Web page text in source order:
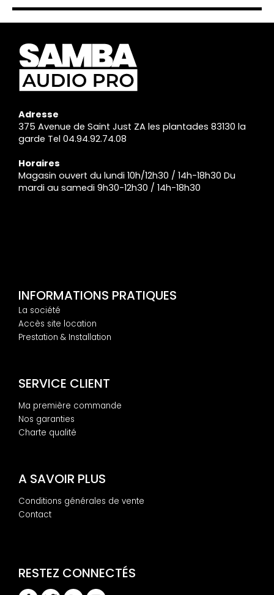
Adresse
375 Avenue de Saint Just ZA les plantades 83130 la
garde Tel 04.94.92.74.08
Horaires
Magasin ouvert du lundi 10h/12h30 / 14h-18h30 Du
mardi au samedi 9h30-12h30 / 14h-18h30
INFORMATIONS PRATIQUES
La société
Accès site location
Prestation & Installation
SERVICE CLIENT
Ma première commande
Nos garanties
Charte qualité
A SAVOIR PLUS
Conditions générales de vente
Contact